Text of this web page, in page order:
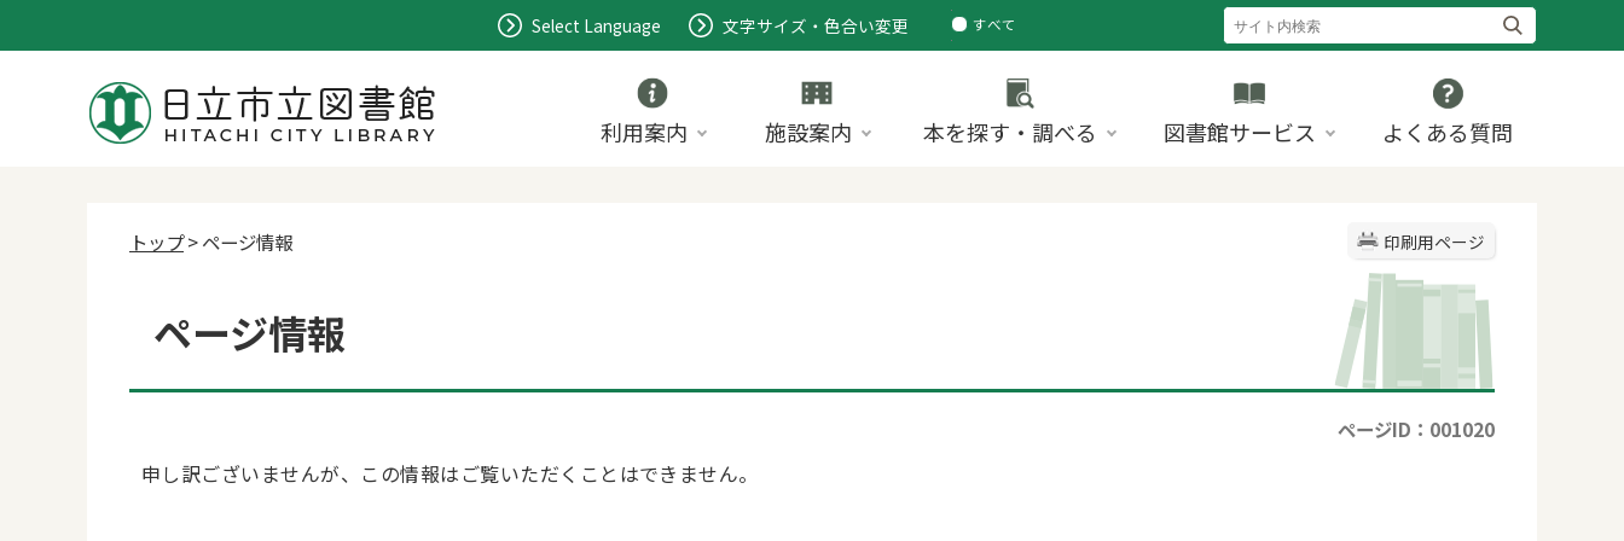
Select Language 文字サイズ・色合い変更
すべて
ページ
利用案内 施設案内 本を探す・調べる 図書館サービス よくある質問
印刷用ページ
トップ> ページ情報
ページ情報
ページID：001020
申し訳ございませんが、この情報はご覧いただくことはできません。